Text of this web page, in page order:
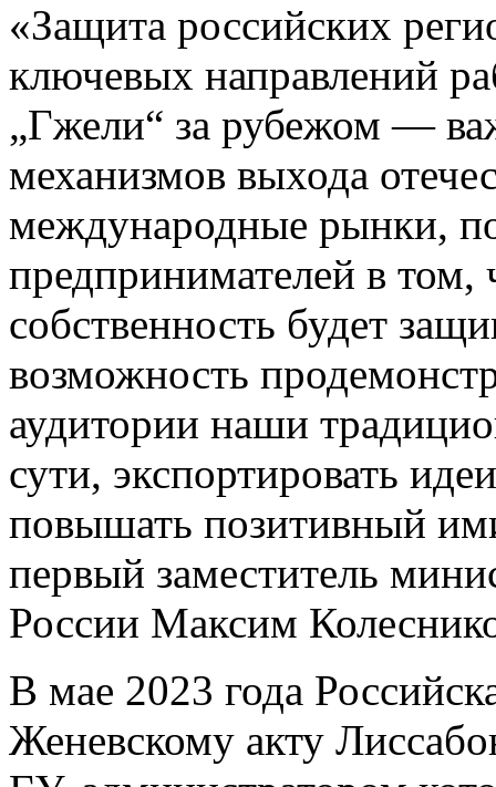
«Защита российских
ключевых направлений
„Гжели“ за рубежом —
механизмов выхода
международные рынки,
предпринимателей в том,
собственность будет
возможность
аудитории наши
сути, экспортировать
повышать позитивный
первый заместитель
России Максим
В мае 2023 года
Женевскому акту